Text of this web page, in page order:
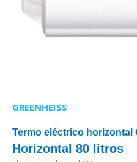
GREENHEISS
Termo eléctrico horizontal
Horizontal 80 litros